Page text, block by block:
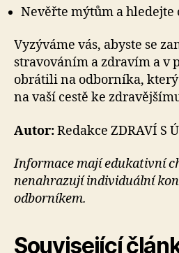
Nevěřte mýtům a
Vyzýváme vás, abyste se
stravováním a zdravím a v
obrátili na odborníka,
na vaší cestě ke
Autor:Redakce ZDRAVÍ S
Informace mají edukativní
nenahrazují individuální
odborníkem.
Související